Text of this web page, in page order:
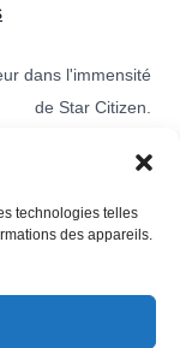
technologies telles
des appareils.
dans l'immensité
de Star Citizen.
the
with the